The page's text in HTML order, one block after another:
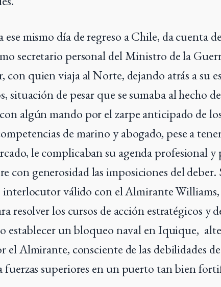
mismo día de regreso a Chile, da cuenta
secretario personal del Ministro de la
con quien viaja al Norte, dejando atrás a su
situación de pesar que se sumaba al hecho
algún mando por el zarpe anticipado de
de marino y abogado, pese a
le complicaban su agenda profesional y
con generosidad las imposiciones del
interlocutor válido con el Almirante
resolver los cursos de acción estratégicos y
establecer un bloqueo naval en Iquique,
el Almirante, consciente de las debilidades
fuerzas superiores en un puerto tan bien